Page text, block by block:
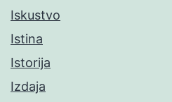
Iskustvo
Istina
Istorija
Izdaja